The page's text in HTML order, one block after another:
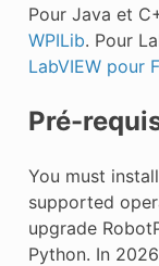
Pour Java et
WPILib. Pour
LabVIEW pour
Pré-
You must
supported
upgrade
Python. In